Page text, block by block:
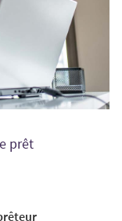
prêt